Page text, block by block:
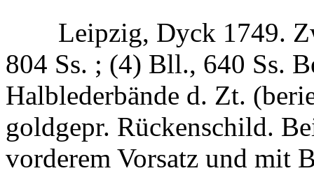
Leipzig, Dyck 1749.
804 Ss. ; (4) Bll., 640 Ss.
Halblederbände d. Zt.
goldgepr. Rückenschild.
vorderem Vorsatz und mit